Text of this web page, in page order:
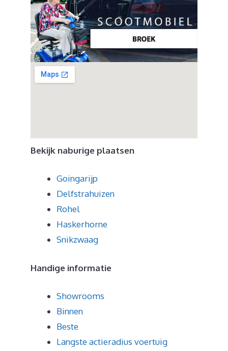
Bekijk naburige plaatsen
Goingarijp
Delfstrahuizen
Rohel
Haskerhorne
Snikzwaag
Handige informatie
Showrooms
Binnen
Beste
Langste actieradius voertuig